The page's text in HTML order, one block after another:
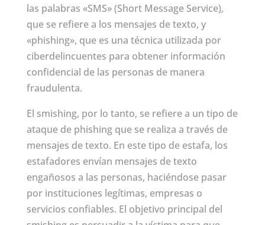
las palabras «SMS» (Short Message Service),
que se refiere a los mensajes de texto, y
«phishing», que es una técnica utilizada por
ciberdelincuentes para obtener información
confidencial de las personas de manera
fraudulenta.
El smishing, por lo tanto, se refiere a un tipo de
ataque de phishing que se realiza a través de
mensajes de texto. En este tipo de estafa, los
estafadores envían mensajes de texto
engañosos a las personas, haciéndose pasar
por instituciones legítimas, empresas o
servicios confiables. El objetivo principal del